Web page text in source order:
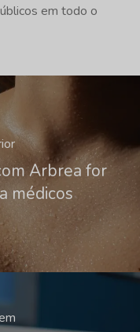
em todo o
Arbrea for
médicos